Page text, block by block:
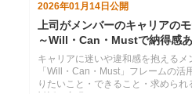
2026年01月14日 公開
上司がメンバーのキャリアの
～Will・Can・Mustで納得感
キャリアに迷いや違和感を抱えるメ
「Will・Can・Must」フレームの活
りたいこと・できること・求められ